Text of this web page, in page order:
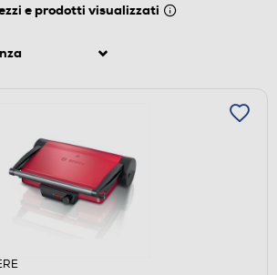
e prodotti visualizzati